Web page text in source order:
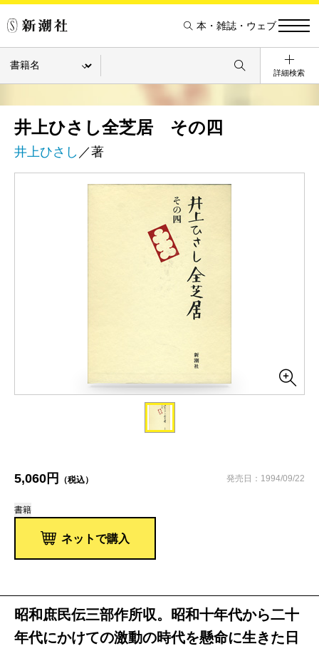
本・雑誌・ウェブ
詳細検索
井上ひさし全芝居 その四
井上ひさし ／著
5,060円 （税込） 発売日：1994/09/22
書籍
ネットで購入
昭和庶民伝三部作所収。昭和十年代から二十
年代にかけての激動の時代を懸命に生きた日